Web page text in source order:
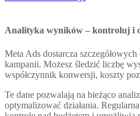
Analityka wyników – kontroluj i
Meta Ads dostarcza
kampanii. Możesz śledzić liczbę
współczynnik konwersji, koszty
Te dane pozwalają na bieżąco
optymalizować działania.